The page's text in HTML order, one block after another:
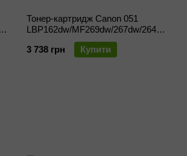
Тонер-картридж Canon 051
LBP162dw/MF269dw/267dw/264dw
Black (1700 стор)
3 738 грн
Купити